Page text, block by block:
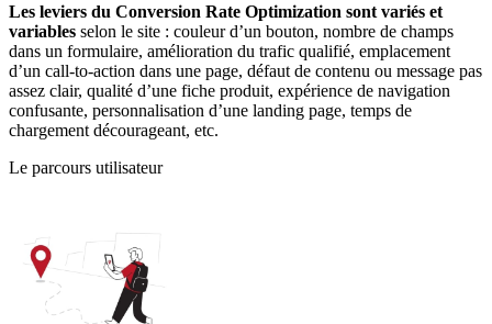
Les leviers du Conversion Rate Optimization sont variés et
variables selon le site : couleur d’un bouton, nombre de champs
dans un formulaire, amélioration du trafic qualifié, emplacement
d’un call-to-action dans une page, défaut de contenu ou message pas
assez clair, qualité d’une fiche produit, expérience de navigation
confusante, personnalisation d’une landing page, temps de
chargement décourageant, etc.
Le parcours utilisateur